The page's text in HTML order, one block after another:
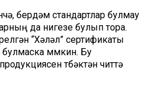
бердәм стандартлар булмау
да нигезе булып тора.
“Хәләл” сертификаты
булмаска мөмкин. Бу
төбәктән читтә